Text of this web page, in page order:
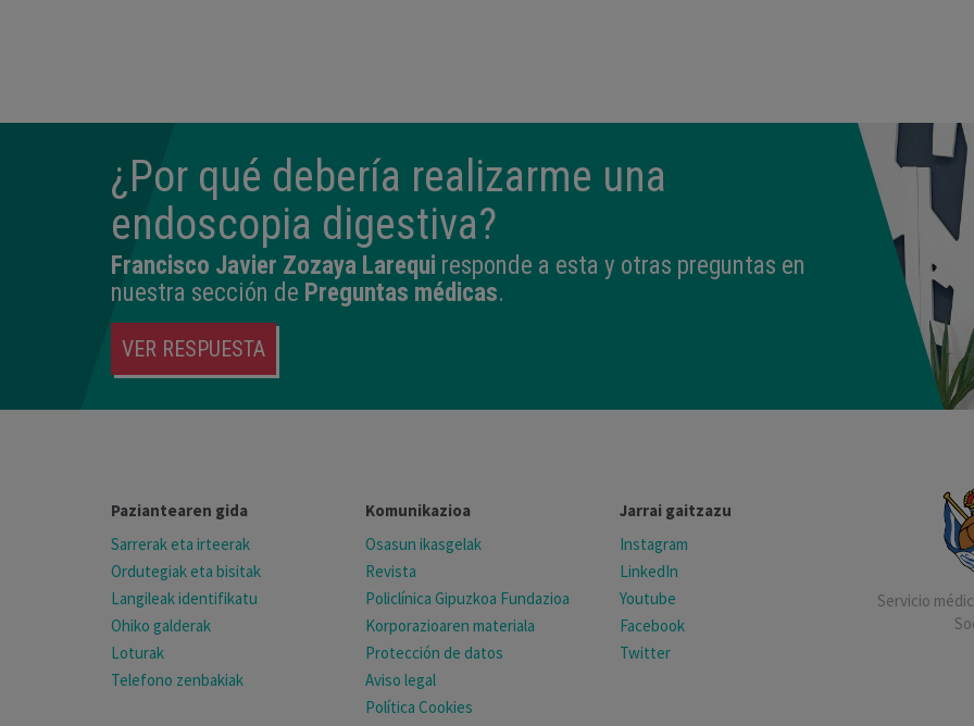
¿Por qué debería realizarme una
endoscopia digestiva?
Francisco Javier Zozaya Larequi responde a esta y otras preguntas en
nuestra sección de Preguntas médicas.
VER RESPUESTA
Paziantearen gida
Sarrerak eta irteerak
Ordutegiak eta bisitak
Langileak identifikatu
Ohiko galderak
Loturak
Telefono zenbakiak
Komunikazioa
Osasun ikasgelak
Revista
Policlínica Gipuzkoa Fundazioa
Korporazioaren materiala
Protección de datos
Aviso legal
Política Cookies
Jarrai gaitzazu
Instagram
LinkedIn
Youtube
Facebook
Twitter
Servicio